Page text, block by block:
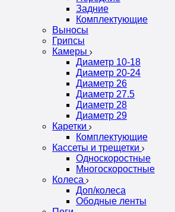
Задние
Комплектующие
Выносы
Грипсы
Камеры
Диаметр 10-18
Диаметр 20-24
Диаметр 26
Диаметр 27.5
Диаметр 28
Диаметр 29
Каретки
Комплектующие
Кассеты и трещетки
Односкоростные
Многоскоростные
Колеса
Доп/колеса
Ободные ленты